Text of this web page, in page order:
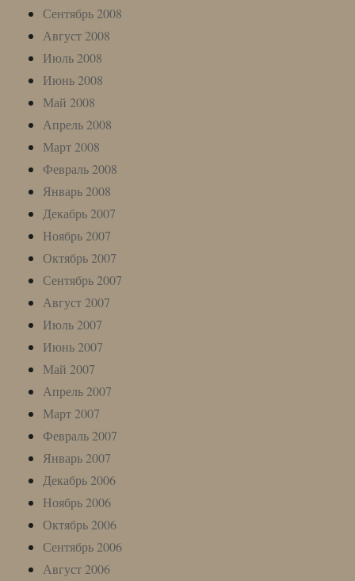
Сентябрь 2008
Август 2008
Июль 2008
Июнь 2008
Май 2008
Апрель 2008
Март 2008
Февраль 2008
Январь 2008
Декабрь 2007
Ноябрь 2007
Октябрь 2007
Сентябрь 2007
Август 2007
Июль 2007
Июнь 2007
Май 2007
Апрель 2007
Март 2007
Февраль 2007
Январь 2007
Декабрь 2006
Ноябрь 2006
Октябрь 2006
Сентябрь 2006
Август 2006